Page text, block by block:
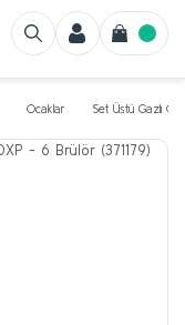
Ocaklar Set Üstü Gazlı